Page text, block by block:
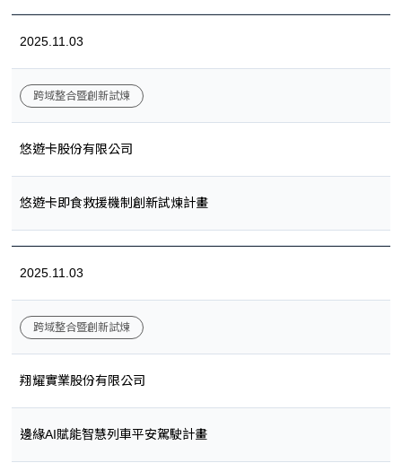
2025.11.03
跨域整合暨創新試煉
悠遊卡股份有限公司
悠遊卡即食救援機制創新試煉計畫
2025.11.03
跨域整合暨創新試煉
翔耀實業股份有限公司
邊緣AI賦能智慧列車平安駕駛計畫